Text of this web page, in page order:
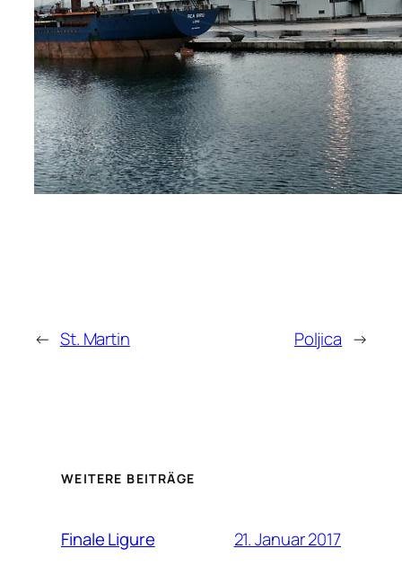
← St. Martin Poljica →
WEITERE BEITRÄGE
Finale Ligure 21. Januar 2017